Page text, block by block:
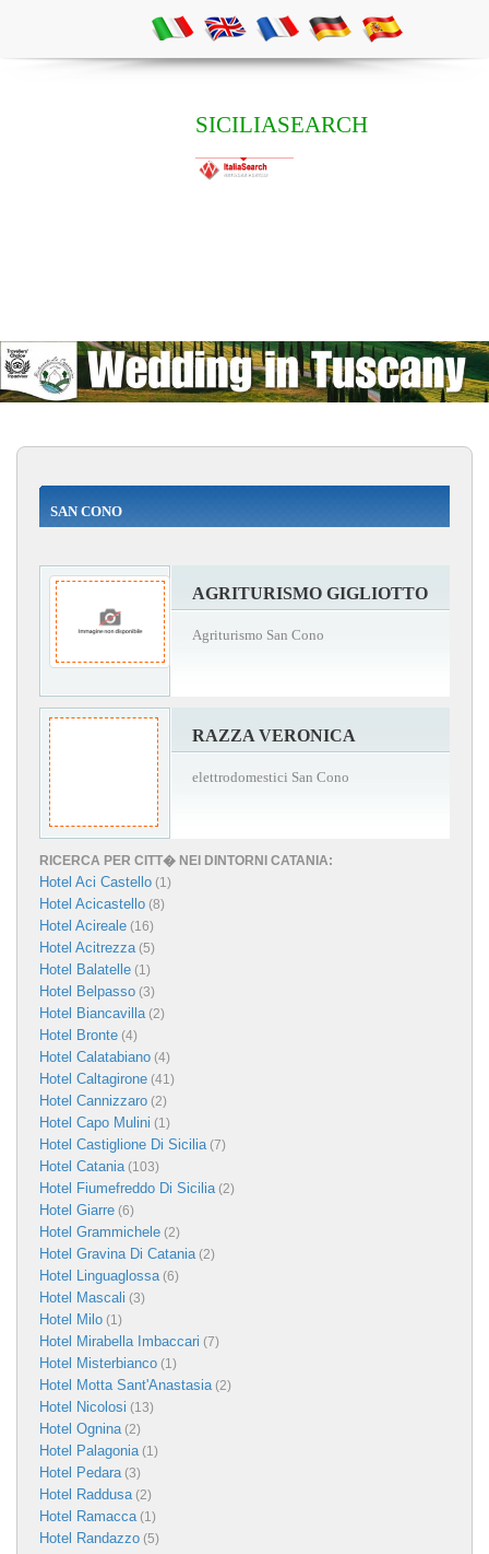
SICILIASEARCH
SAN CONO
AGRITURISMO GIGLIOTTO
Agriturismo San Cono
RAZZA VERONICA
elettrodomestici San Cono
RICERCA PER CITT� NEI DINTORNI CATANIA:
Hotel Aci Castello (1)
Hotel Acicastello (8)
Hotel Acireale (16)
Hotel Acitrezza(5)
Hotel Balatelle (1)
Hotel Belpasso (3)
Hotel Biancavilla(2)
Hotel Bronte (4)
Hotel Calatabiano (4)
Hotel Caltagirone (41)
Hotel Cannizzaro (2)
Hotel Capo Mulini (1)
Hotel Castiglione Di Sicilia(7)
Hotel Catania(103)
Hotel Fiumefreddo Di Sicilia(2)
Hotel Giarre (6)
Hotel Grammichele (2)
Hotel Gravina Di Catania(2)
Hotel Linguaglossa(6)
Hotel Mascali (3)
Hotel Milo (1)
Hotel Mirabella Imbaccari (7)
Hotel Misterbianco (1)
Hotel Motta Sant'Anastasia(2)
Hotel Nicolosi (13)
Hotel Ognina(2)
Hotel Palagonia(1)
Hotel Pedara(3)
Hotel Raddusa(2)
Hotel Ramacca(1)
Hotel Randazzo (5)